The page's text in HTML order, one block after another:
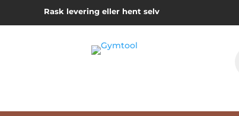
Rask levering eller hent selv